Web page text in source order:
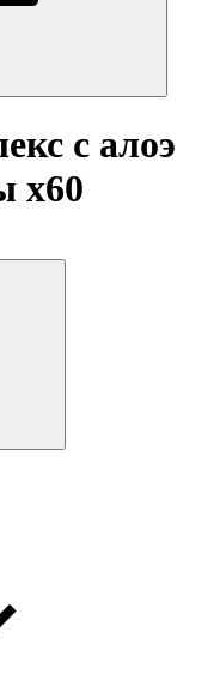
с алоэ
x60